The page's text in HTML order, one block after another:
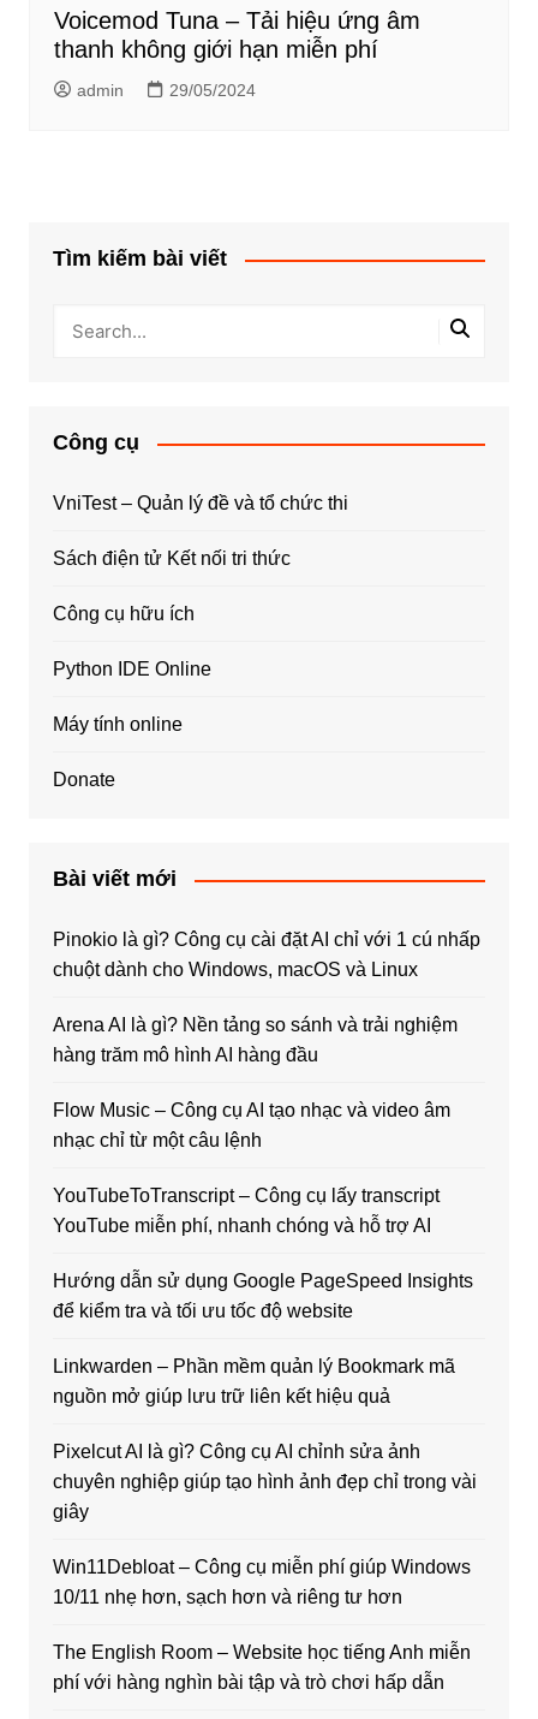
Voicemod Tuna – Tải hiệu ứng âm
thanh không giới hạn miễn phí
admin 29/05/2024
Tìm kiếm bài viết
Công cụ
VniTest – Quản lý đề và tổ chức thi
Sách điện tử Kết nối tri thức
Công cụ hữu ích
Python IDE Online
Máy tính online
Donate
Bài viết mới
Pinokio là gì? Công cụ cài đặt AI chỉ với 1 cú nhấp
chuột dành cho Windows, macOS và Linux
Arena AI là gì? Nền tảng so sánh và trải nghiệm
hàng trăm mô hình AI hàng đầu
Flow Music – Công cụ AI tạo nhạc và video âm
nhạc chỉ từ một câu lệnh
YouTubeToTranscript – Công cụ lấy transcript
YouTube miễn phí, nhanh chóng và hỗ trợ AI
Hướng dẫn sử dụng Google PageSpeed Insights
để kiểm tra và tối ưu tốc độ website
Linkwarden – Phần mềm quản lý Bookmark mã
nguồn mở giúp lưu trữ liên kết hiệu quả
Pixelcut AI là gì? Công cụ AI chỉnh sửa ảnh
chuyên nghiệp giúp tạo hình ảnh đẹp chỉ trong vài
giây
Win11Debloat – Công cụ miễn phí giúp Windows
10/11 nhẹ hơn, sạch hơn và riêng tư hơn
The English Room – Website học tiếng Anh miễn
phí với hàng nghìn bài tập và trò chơi hấp dẫn